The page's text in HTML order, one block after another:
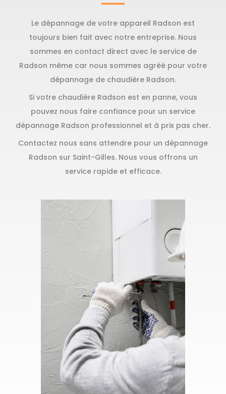
Le dépannage de votre appareil Radson est
toujours bien fait avec notre entreprise. Nous
sommes en contact direct avec le service de
Radson même car nous sommes agréé pour votre
dépannage de chaudière Radson.
Si votre chaudière Radson est en panne, vous
pouvez nous faire confiance pour un service
dépannage Radson professionnel et à prix pas cher.
Contactez nous sans attendre pour un dépannage
Radson sur Saint-Gilles. Nous vous offrons un
service rapide et efficace.